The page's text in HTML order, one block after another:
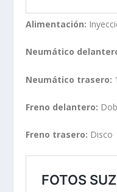
Alimentación:
Neumático
Neumático trasero:
Freno delantero:
Freno trasero: Disco